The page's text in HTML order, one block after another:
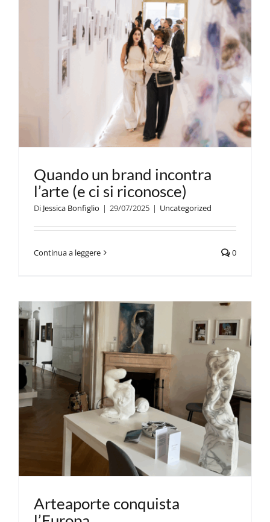
Quando un brand incontra
l’arte (e ci si riconosce)
Di Jessica Bonfiglio | 29/07/2025 | Uncategorized
Continua a leggere 0
Arteaporte conquista